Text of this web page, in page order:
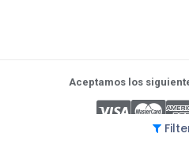
Aceptamos los